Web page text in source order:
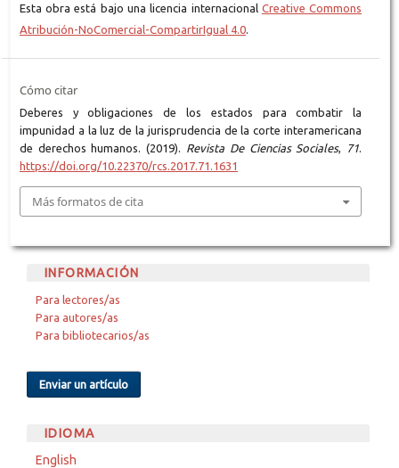
Esta obra está bajo una licencia internacional Creative Commons
Atribución-NoComercial-CompartirIgual 4.0.
Cómo citar
Deberes y obligaciones de los estados para combatir la
impunidad a la luz de la jurisprudencia de la corte interamericana
de derechos humanos. (2019). Revista De Ciencias Sociales, 71.
https://doi.org/10.22370/rcs.2017.71.1631
Más formatos de cita
INFORMACIÓN
Para lectores/as
Para autores/as
Para bibliotecarios/as
Enviar un artículo
IDIOMA
English